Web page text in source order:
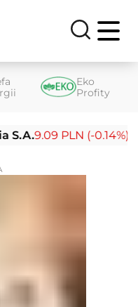
Eko
Profity
9.09 PLN (-0.14%)